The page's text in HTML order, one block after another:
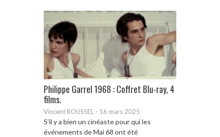
Philippe Garrel 1968 : Coffret Blu-ray, 4
films.
Vincent ROUSSEL - 16 mars 2025
S’il y a bien un cinéaste pour qui les
événements de Mai 68 ont été